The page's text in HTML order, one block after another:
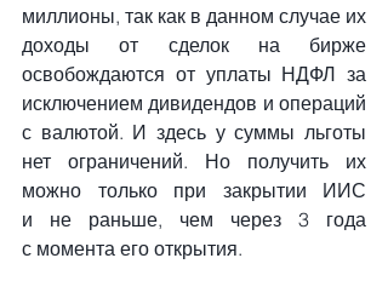
миллионы, так как в данном случае их
доходы от сделок на бирже
освобождаются от уплаты НДФЛ за
исключением дивидендов и операций
с валютой. И здесь у суммы льготы
нет ограничений. Но получить их
можно только при закрытии ИИС
и не раньше, чем через 3 года
с момента его открытия.